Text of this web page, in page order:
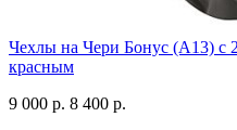
Чехлы на Чери Бонус (A13) c
красным
9 000 р. 8 400 р.